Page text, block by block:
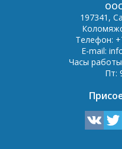
197341 ,
Телефон:
E-mail:
Часы
Пт: